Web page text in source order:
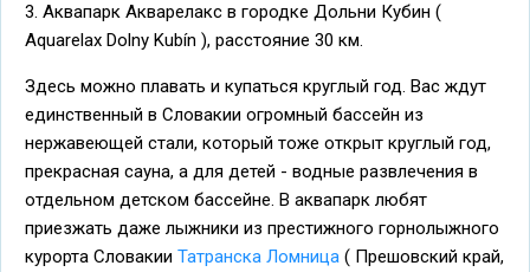
3. Аквапарк Акварелакс в городке Дольни Кубин (
Aquarelax Dolny Kubín ), расстояние 30 км.
Здесь можно плавать и купаться круглый год. Вас ждут
единственный в Словакии огромный бассейн из
нержавеющей стали, который тоже открыт круглый год,
прекрасная сауна, а для детей - водные развлечения в
отдельном детском бассейне. В аквапарк любят
приезжать даже лыжники из престижного горнолыжного
курорта Словакии Татранска Ломница ( Прешовский край,